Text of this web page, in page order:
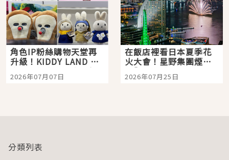
角色IP粉絲購物天堂再
升級！KIDDY LAND 原
宿店吉伊卡哇迎客，新
開幕 OMOKADO 店3分
2026年07月07日
在飯店裡看日本夏季花
火大會！星野集團煙火
景觀飯店6選，讓你不用
人擠人悠閒欣賞
2026年07月25日
分類列表